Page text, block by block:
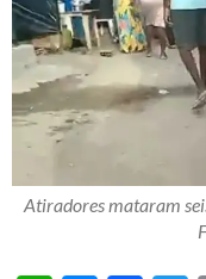
Atiradores mataram